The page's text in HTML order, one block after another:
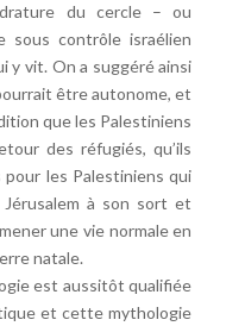
du cercle – ou
sous contrôle israélien
y vit. On a suggéré ainsi
être autonome, et
que les Palestiniens
des réfugiés, qu’ils
les Palestiniens qui
à son sort et
une vie normale en
natale.
est aussitôt qualifiée
et cette mythologie